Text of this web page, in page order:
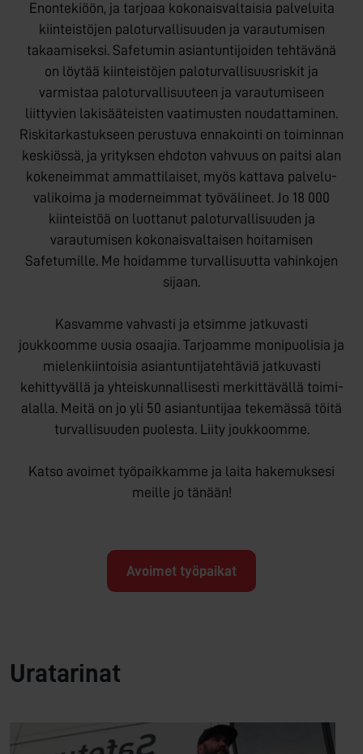
Enontekiöön, ja tarjoaa kokonais­valtaisia palveluita
kiinteistöjen palo­turvallisuuden ja varautumisen
takaamiseksi. Safetumin asiantuntijoiden tehtävänä
on löytää kiinteistöjen paloturvallisuu­sriskit ja
varmistaa palo­turvallisuuteen ja varautumiseen
liittyvien laki­sääteisten vaatimusten noudattaminen.
Riski­tarkastukseen perustuva ennakointi on toiminnan
keskiössä, ja yrityksen ehdoton vahvuus on paitsi alan
kokeneimmat ammattilaiset, myös kattava palvelu­
valikoima ja moderneimmat työvälineet. Jo 18 000
kiinteistöä on luottanut palo­turvallisuuden ja
varautumisen kokonais­valtaisen hoitamisen
Safetumille. Me hoidamme turvallisuutta vahinkojen
sijaan.
Kasvamme vahvasti ja etsimme jatkuvasti
joukkoomme uusia osaajia. Tarjoamme moni­puolisia ja
mielenkiintoisia asiantuntija­tehtäviä jatkuvasti
kehittyvällä ja yhteis­kunnallisesti merkittävällä toimi­
alalla. Meitä on jo yli 50 asian­tuntijaa tekemässä töitä
turvallisuuden puolesta. Liity joukkoomme.
Katso avoimet työpaikkamme ja laita hakemuksesi
meille jo tänään!
Avoimet työpaikat
Uratarinat